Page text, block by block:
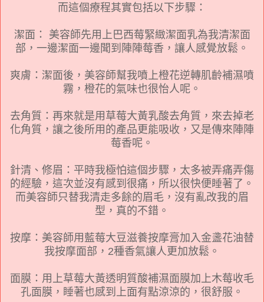
而這個療程其實包括以下步驟：
潔面： 美容師先用上巴西莓緊緻潔面乳為我清潔面
部，一邊潔面一邊聞到陣陣莓香，讓人感覺放鬆。
爽膚：潔面後， 美容師幫我噴上橙花逆轉肌齡補濕噴
霧，橙花的氣味也很怡人呢。
去角質：再來就是用草莓大黃乳酸去角質，來去掉老
化角質，讓之後所用的產品更能吸收，又是傳來陣陣
莓香呢。
針清、修眉：平時我極怕這個步驟，太多被弄痛弄傷
的經驗，這次並沒有感到很痛，所以很快便睡著了。
而美容師只替我清走多餘的眉毛，沒有亂改我的眉
型，真的不錯。
按摩：美容師用藍莓大豆滋養按摩膏加入金盞花油替
我按摩面部，2種香氣讓人更加放鬆。
面膜：用上草莓大黃透明質酸補濕面膜加上木莓收毛
孔面膜，睡著也感到上面有點涼涼的，很舒服。